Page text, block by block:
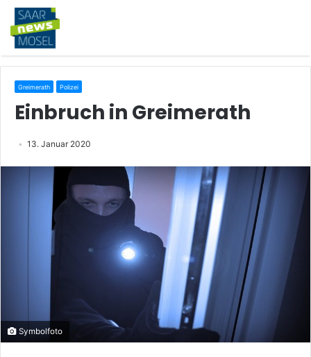
Greimerath Polizei
Einbruch in Greimerath
13. Januar 2020
Symbolfoto